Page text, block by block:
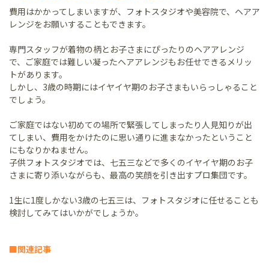
費用はかかってしまいますが、フォトスタジオや美容院で、ヘアア
レンジをお願いすることもできます。
専門スタッフが着物の柄とお子さまにぴったりのヘアアレンジ
で、ご家庭では難しい凝ったヘアアレンジもお任せできるメリッ
トがあります。
しかし、3歳の時期にはイヤイヤ期のお子さまもいらっしゃること
でしょう。
ご家庭ではない初めての場所で緊張してしまったり人見知りが出
てしまい、費用をかけたのに思い通りに進まなかったということ
にもなりかねません。
子供フォトスタジオでは、七五三などで多くのイヤイヤ期のお子
さまに寄り添いながらも、最高の笑顔を引き出すプロ集団です。
1生に1度しかない3歳の七五三は、フォトスタジオに任せることも
検討してみてはいかがでしょうか。
■関連記事